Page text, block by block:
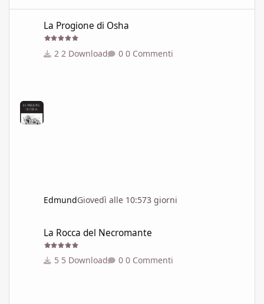
La Progione di Osha
2 Download 0 Commenti
EdmundGiovedì alle 10:573 giorni
La Rocca del Necromante
5 Download 0 Commenti